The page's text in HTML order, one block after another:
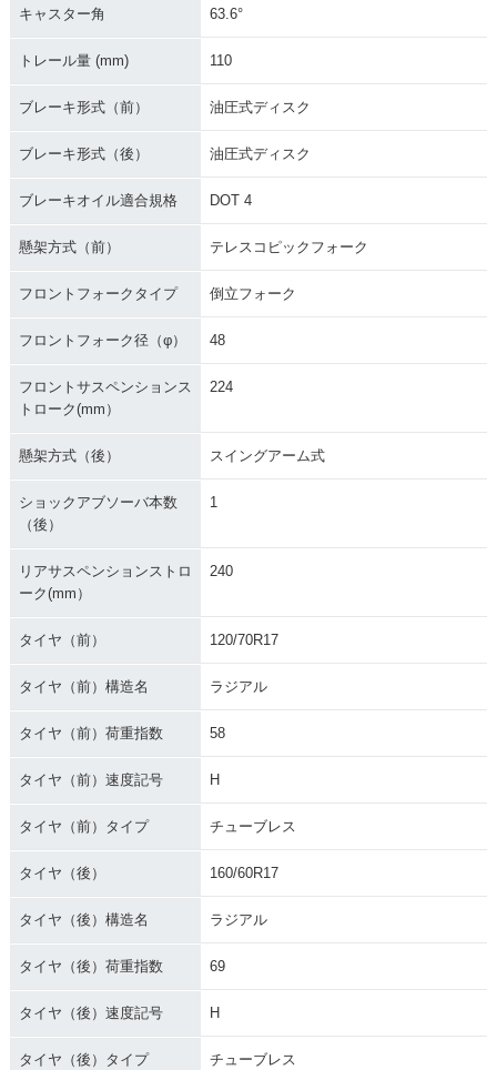
キャスター角 63.6°
トレール量 (mm) 110
ブレーキ形式（前） 油圧式ディスク
ブレーキ形式（後） 油圧式ディスク
ブレーキオイル適合規格 DOT 4
懸架方式（前） テレスコピックフォーク
フロントフォークタイプ 倒立フォーク
フロントフォーク径（φ） 48
フロントサスペンションス
トローク(mm）
224
懸架方式（後） スイングアーム式
ショックアブソーバ本数
（後）
1
リアサスペンションストロ
ーク(mm）
240
タイヤ（前） 120/70R17
タイヤ（前）構造名 ラジアル
タイヤ（前）荷重指数 58
タイヤ（前）速度記号 H
タイヤ（前）タイプ チューブレス
タイヤ（後） 160/60R17
タイヤ（後）構造名 ラジアル
タイヤ（後）荷重指数 69
タイヤ（後）速度記号 H
タイヤ（後）タイプ チューブレス